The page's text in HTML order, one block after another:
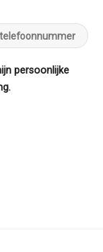
persoonlijke